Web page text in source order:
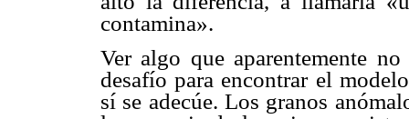
contamina».
Ver algo que aparentemente
desafío para encontrar el
sí se adecúe. Los granos